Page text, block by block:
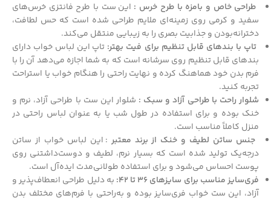
طراحی خاص و بامزه با طرح خرس : این ست با طرح فانتزی خرس‌های
سفید و کرمی روی زمینه‌ای ملایم طراحی شده است که حس لطافت،
دخترانه‌بودن و جذابیت بصری را به زیبایی منتقل می‌کند.
تاپ با بندهای قابل تنظیم برای فیت بهتر: تاپ این لباس خواب دارای
بندهای قابل تنظیم روی سرشانه است که به شما اجازه می‌دهد آن را با
فرم بدن خود هماهنگ کرده و نهایت راحتی را هنگام خواب یا استراحت
تجربه کنید.
شلوار راحت با طراحی آزاد و سبک : شلوار این ست با طراحی آزاد، نرم و
خنک بوده و برای استفاده در طول شب یا به عنوان لباس راحتی در
منزل کاملاً مناسب است.
جنس ساتن لطیف و خنک از برند معتبر : این لباس خواب از ساتن
درجه‌یک تولید شده است که بسیار نرم، لطیف و دوست‌داشتنی روی
پوست احساس می‌شود و برای استفاده طولانی‌مدت ایده‌آل است.
فری‌سایز مناسب برای سایزهای 36 تا 42:
به دلیل طراحی انعطاف‌پذیر و
آزاد، این ست خواب فری‌سایز بوده و به‌راحتی با فرم‌های مختلف بدن